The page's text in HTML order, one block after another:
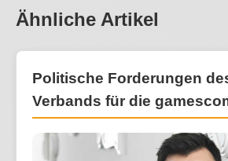
Ähnliche Artikel
Politische Forderungen
Verbands für die